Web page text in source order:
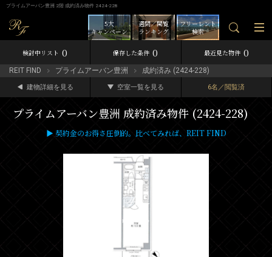
プライムアーバン豊洲 2階 成約済み物件 2424-228
フリーレント
検索
週間／閲覧
ランキング
5大
キャンペーン
検討中リスト 0 保存した条件 0 最近見た物件 0
REIT FIND プライムアーバン豊洲 成約済み (2424-228)
建物詳細を見る 空室一覧を見る 6名／閲覧済
プライムアーバン豊洲 成約済み物件 (2424-228)
▶ 契約金のお得さ圧倒的。比べてみれば、REIT FIND